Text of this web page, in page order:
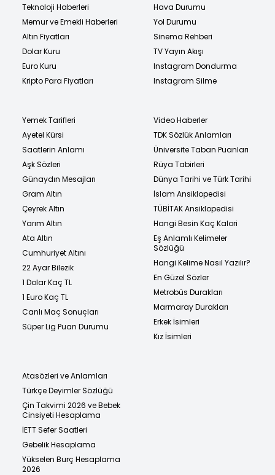
Teknoloji Haberleri
Memur ve Emekli Haberleri
Altın Fiyatları
Dolar Kuru
Euro Kuru
Kripto Para Fiyatları
Hava Durumu
Yol Durumu
Sinema Rehberi
TV Yayın Akışı
Instagram Dondurma
Instagram Silme
Yemek Tarifleri
Ayetel Kürsi
Saatlerin Anlamı
Aşk Sözleri
Günaydın Mesajları
Gram Altın
Çeyrek Altın
Yarım Altın
Ata Altın
Cumhuriyet Altını
22 Ayar Bilezik
1 Dolar Kaç TL
1 Euro Kaç TL
Canlı Maç Sonuçları
Süper Lig Puan Durumu
Video Haberler
TDK Sözlük Anlamları
Üniversite Taban Puanları
Rüya Tabirleri
Dünya Tarihi ve Türk Tarihi
İslam Ansiklopedisi
TÜBİTAK Ansiklopedisi
Hangi Besin Kaç Kalori
Eş Anlamlı Kelimeler
Sözlüğü
Hangi Kelime Nasıl Yazılır?
En Güzel Sözler
Metrobüs Durakları
Marmaray Durakları
Erkek İsimleri
Kız İsimleri
Atasözleri ve Anlamları
Türkçe Deyimler Sözlüğü
Çin Takvimi 2026 ve Bebek
Cinsiyeti Hesaplama
İETT Sefer Saatleri
Gebelik Hesaplama
Yükselen Burç Hesaplama
2026